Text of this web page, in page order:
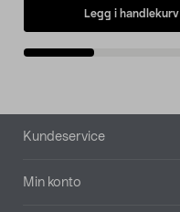
Legg i handlekurv
Bunntekst
Kundeservice
Min konto